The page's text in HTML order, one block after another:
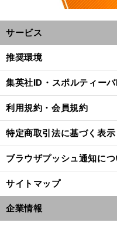
サービス
推奨環境
集英社ID・スポルティー
利用規約・会員規約
特定商取引法に基づく表
ブラウザプッシュ通知につ
サイトマップ
企業情報